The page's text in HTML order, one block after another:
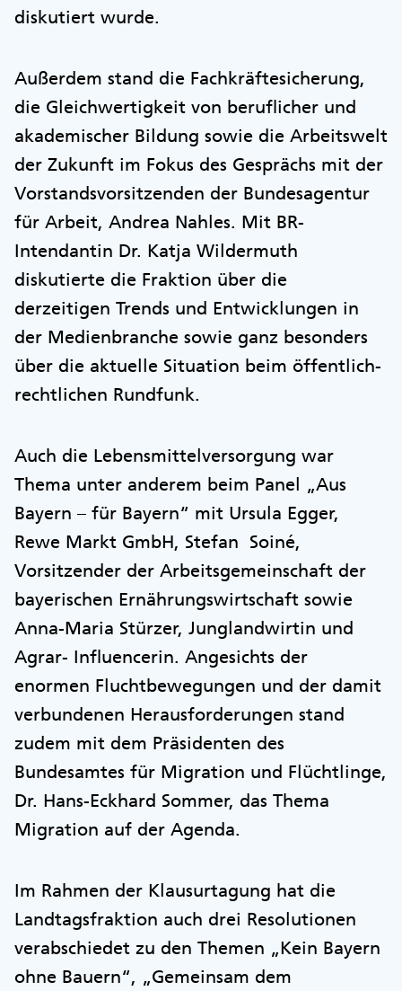
diskutiert wurde.
Außerdem stand die Fachkräftesicherung,
die Gleichwertigkeit von beruflicher und
akademischer Bildung sowie die Arbeitswelt
der Zukunft im Fokus des Gesprächs mit der
Vorstandsvorsitzenden der Bundesagentur
für Arbeit, Andrea Nahles. Mit BR-
Intendantin Dr. Katja Wildermuth
diskutierte die Fraktion über die
derzeitigen Trends und Entwicklungen in
der Medienbranche sowie ganz besonders
über die aktuelle Situation beim öffentlich-
rechtlichen Rundfunk.
Auch die Lebensmittelversorgung war
Thema unter anderem beim Panel „Aus
Bayern – für Bayern“ mit Ursula Egger,
Rewe Markt GmbH, Stefan Soiné,
Vorsitzender der Arbeitsgemeinschaft der
bayerischen Ernährungswirtschaft sowie
Anna-Maria Stürzer, Junglandwirtin und
Agrar- Influencerin. Angesichts der
enormen Fluchtbewegungen und der damit
verbundenen Herausforderungen stand
zudem mit dem Präsidenten des
Bundesamtes für Migration und Flüchtlinge,
Dr. Hans-Eckhard Sommer, das Thema
Migration auf der Agenda.
Im Rahmen der Klausurtagung hat die
Landtagsfraktion auch drei Resolutionen
verabschiedet zu den Themen „Kein Bayern
ohne Bauern“, „Gemeinsam dem